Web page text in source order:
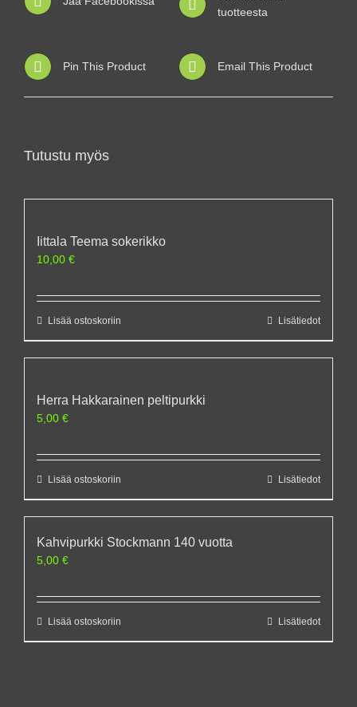
tuotteesta
Pin This Product Email This Product
Tutustu myös
Iittala Teema sokerikko
10,00 €
Lisää ostoskoriin Lisätiedot
Herra Hakkarainen peltipurkki
5,00 €
Lisää ostoskoriin Lisätiedot
Kahvipurkki Stockmann 140 vuotta
5,00 €
Lisää ostoskoriin Lisätiedot